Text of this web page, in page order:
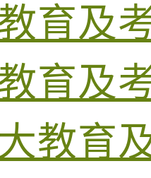
育及
育及
教育